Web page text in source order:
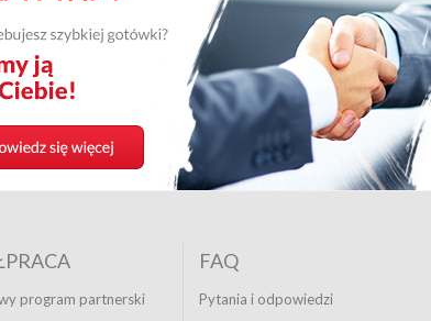
program partnerski
FAQ
Pytania i odpowiedzi